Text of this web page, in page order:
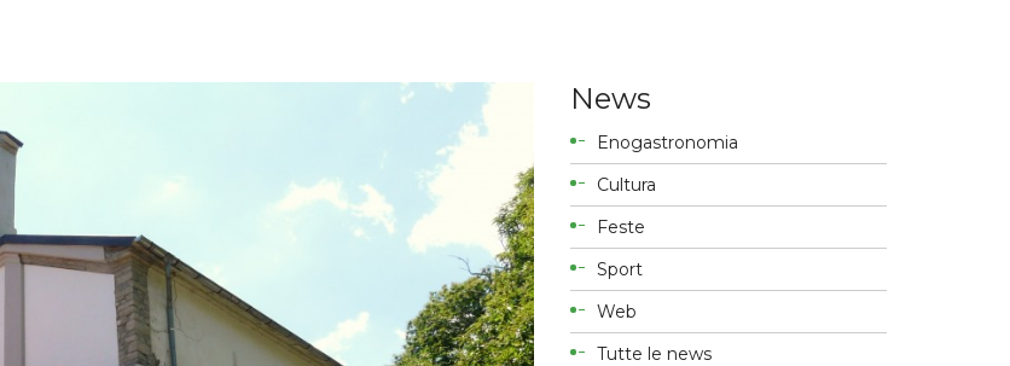
News
Enogastronomia
Cultura
Feste
Sport
Web
Tutte le news